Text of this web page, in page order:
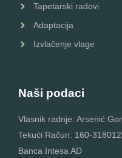
Tapetarski radovi
Adaptacija
Izvlačenje vlage
Naši podaci
Vlasnik radnje: Arsenić
Tekući Račun: 160-
Banca Intesa AD